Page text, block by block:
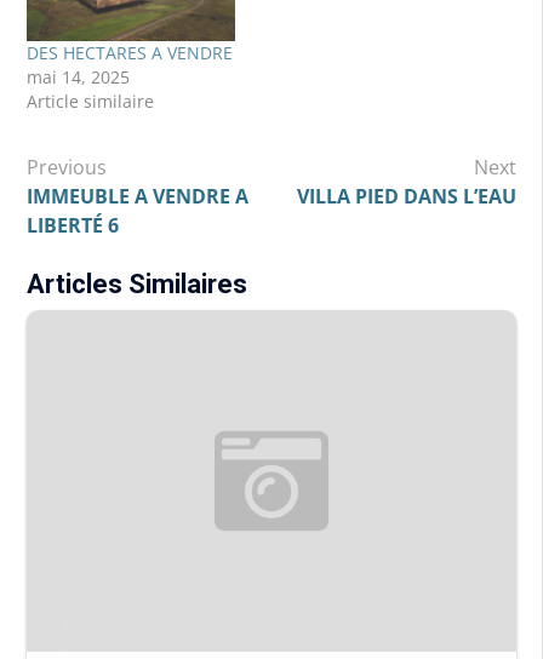
DES HECTARES A VENDRE
mai 14, 2025
Article similaire
Navigation
de
l’article
Previous
IMMEUBLE A VENDRE A
LIBERTÉ 6
Next
VILLA PIED DANS L’EAU
Articles Similaires